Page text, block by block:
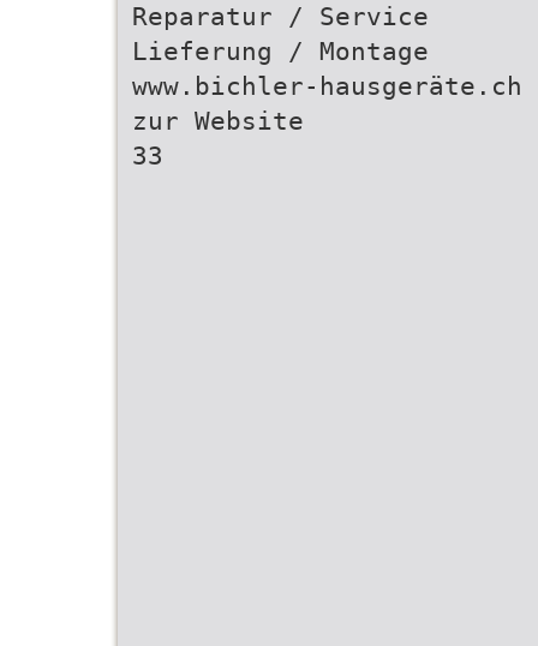
Reparatur / Service
Lieferung / Montage
www.bichler-hausgeräte.ch
zur Website
33